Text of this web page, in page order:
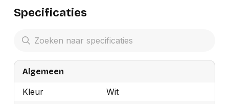
Specificaties
Algemeen
Kleur
Wit